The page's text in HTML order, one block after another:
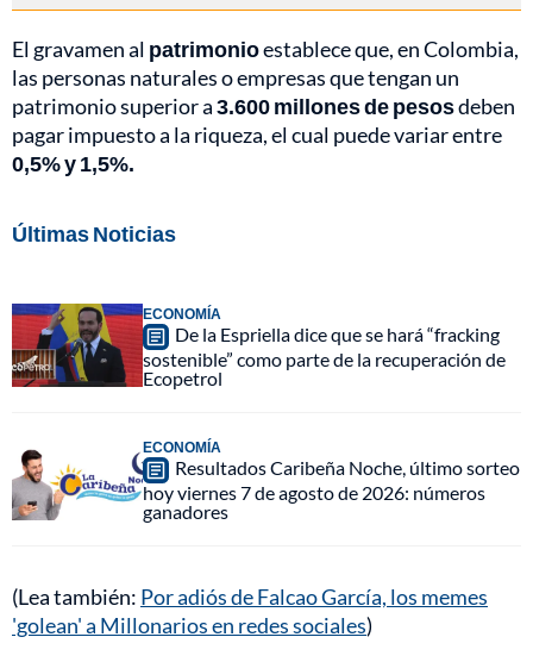
El gravamen al patrimonioestablece que, en Colombia,
las personas naturales o empresas que tengan un
patrimonio superior a3.600 millones de pesosdeben
pagar impuesto a la riqueza, el cual puede variar entre
0,5% y 1,5%.
Últimas Noticias
ECONOMÍA
De la Espriella dice que se hará “fracking
sostenible” como parte de la recuperación de
Ecopetrol
ECONOMÍA
Resultados Caribeña Noche, último sorteo
hoy viernes 7 de agosto de 2026: números
ganadores
(Lea también: Por adiós de Falcao García, los memes
'golean' a Millonarios en redes sociales)